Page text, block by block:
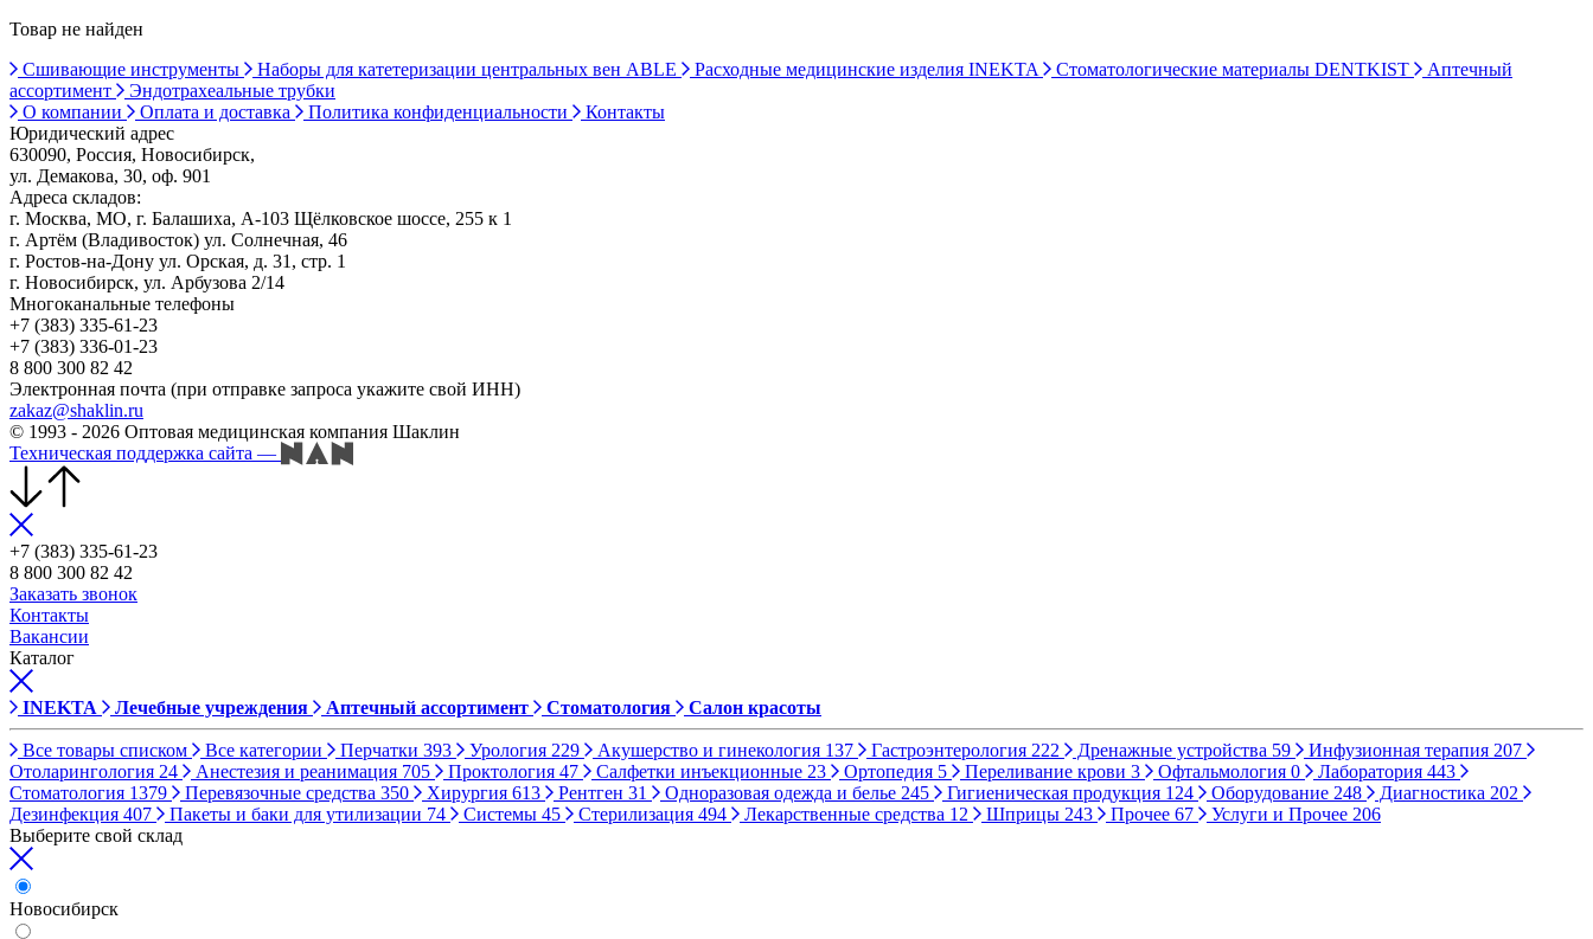
Товар не найден
Сшивающие инструменты
Наборы для катетеризации центральных вен ABLE Расходные медицинские изделия INEKTA Стоматологические материалы DENTKIST
Аптечный
ассортимент
Эндотрахеальные трубки
О компании
Оплата и доставка Политика конфиденциальности
Контакты
Юридический адрес
630090, Россия, Новосибирск,
ул. Демакова, 30, оф. 901
Адреса складов:
г. Москва, МО, г. Балашиха, А-103 Щёлковское шоссе, 255 к 1
г. Артём (Владивосток) ул. Солнечная, 46
г. Ростов-на-Дону ул. Орская, д. 31, стр. 1
г. Новосибирск, ул. Арбузова 2/14
Многоканальные телефоны
+7 (383) 335-61-23
+7 (383) 336-01-23
8 800 300 82 42
Электронная почта (при отправке запроса укажите свой ИНН)
zakaz@shaklin.ru
© 1993 - 2026 Оптовая медицинская компания Шаклин
Техническая поддержка сайта —
+7 (383) 335-61-23
8 800 300 82 42
Заказать звонок
Контакты
Вакансии
Каталог
INEKTA Лечебные учреждения Аптечный ассортимент Стоматология Салон красоты
Все товары списком Все категории Перчатки 393 Урология 229 Акушерство и гинекология 137 Гастроэнтерология 222 Дренажные устройства 59 Инфузионная терапия 207
Отоларингология 24 Анестезия и реанимация 705 Проктология 47 Салфетки инъекционные 23 Ортопедия 5 Переливание крови 3 Офтальмология 0 Лаборатория 443
Стоматология 1379 Перевязочные средства 350 Хирургия 613 Рентген 31 Одноразовая одежда и белье 245 Гигиеническая продукция 124 Оборудование 248 Диагностика 202
Дезинфекция 407 Пакеты и баки для утилизации 74 Системы 45 Стерилизация 494 Лекарственные средства 12 Шприцы 243 Прочее 67 Услуги и Прочее 206
Выберите свой склад
Новосибирск